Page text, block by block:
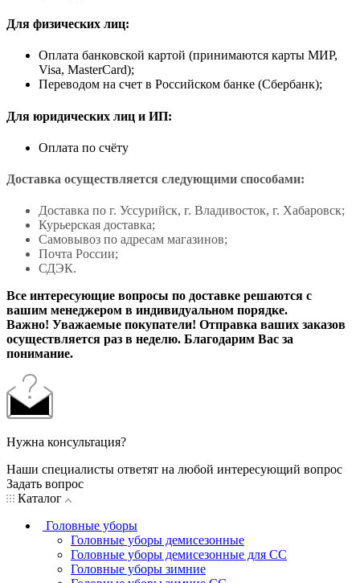
Для физических лиц:
Оплата банковской картой (принимаются карты МИР,
Visa, MasterCard);
Переводом на счет в Российском банке (Сбербанк);
Для юридических лиц и ИП:
Оплата по счёту
Доставка осуществляется следующими способами:
Доставка по г. Уссурийск, г. Владивосток, г. Хабаровск;
Курьерская доставка;
Самовывоз по адресам магазинов;
Почта России;
СДЭК.
Все интересующие вопросы по доставке решаются с
вашим менеджером в индивидуальном порядке.
Важно! Уважаемые покупатели! Отправка ваших заказов
осуществляется раз в неделю. Благодарим Вас за
понимание.
Нужна консультация?
Наши специалисты ответят на любой интересующий вопрос
Задать вопрос
Каталог
Головные уборы
Головные уборы демисезонные
Головные уборы демисезонные для СС
Головные уборы зимние